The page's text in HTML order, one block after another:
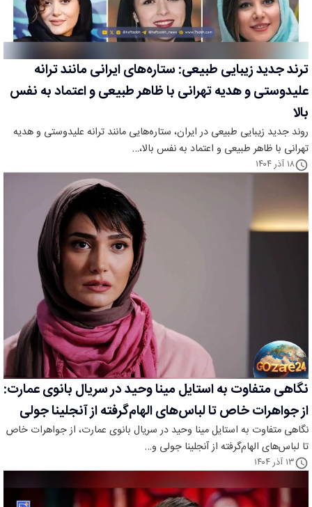
ترند جدید زیبایی طبیعی: ستاره‌های ایرانی مانند ترانه
علیدوستی و هدیه تهرانی با ظاهر طبیعی و اعتماد به نفس
بالا
روند جدید زیبایی طبیعی در ایران، ستاره‌هایی مانند ترانه علیدوستی و هدیه
تهرانی با ظاهر طبیعی و اعتماد به نفس بالا،…
۱۸ آذر ۱۴۰۴
نگاهی متفاوت به استایل مینا وحید در سریال بانوی عمارت:
از جواهرات خاص تا لباس‌های الهام‌گرفته از آنجلینا جولی
نگاهی متفاوت به استایل مینا وحید در سریال بانوی عمارت، از جواهرات خاص
تا لباس‌های الهام‌گرفته از آنجلینا جولی و…
۱۳ آذر ۱۴۰۴